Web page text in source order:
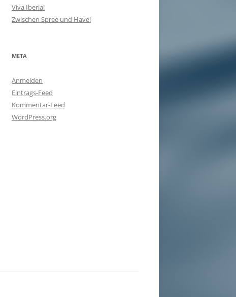
Viva Iberia!
Zwischen Spree und Havel
META
Anmelden
Eintrags-Feed
Kommentar-Feed
WordPress.org